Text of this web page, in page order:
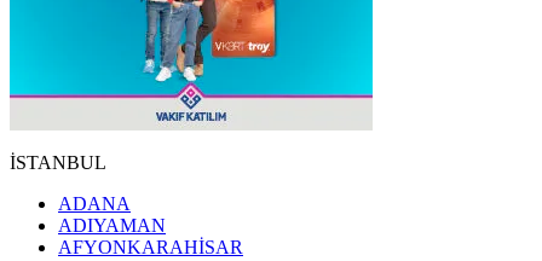
İSTANBUL
ADANA
ADIYAMAN
AFYONKARAHİSAR